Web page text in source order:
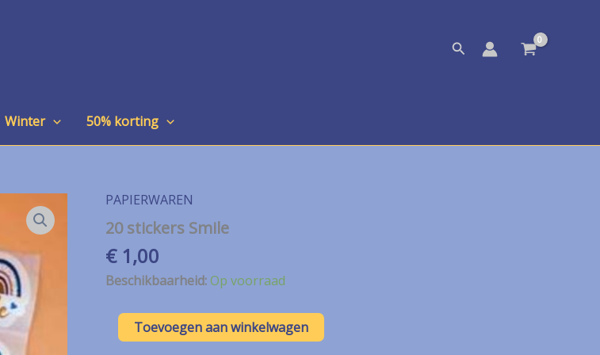
Zoeken
Winter 50% korting
PAPIERWAREN
20 stickers Smile
€1,00
Beschikbaarheid:Op voorraad
stickersToevoegen aan winkelwagen